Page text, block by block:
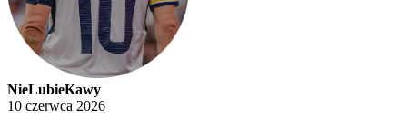
NieLubieKawy
10 czerwca 2026